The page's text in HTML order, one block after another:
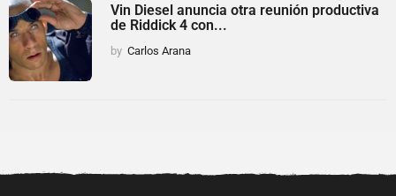
Vin Diesel anuncia otra reunión productiva
de Riddick 4 con...
by Carlos Arana